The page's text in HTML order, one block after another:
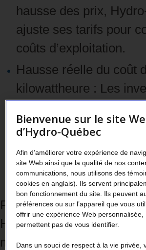
hausse des prix,
ajuste ses tarifs pour
coûts d’exploitation.
Hausse réelle du coût
kilowattheure : Les
modernisation du
transition énergétique
coûts supplémentaires
reflètent dans les tarifs.
Pour atténuer l’impact sur
Hydro‑Québec met en
mesures comme :
Bienvenue sur le site
d’Hydro-Québec
Afin d’améliorer votre expérience de
site Web ainsi que la qualité de nos
communications, nous utilisons des
cookies en anglais). Ils servent
bon fonctionnement du site. Ils peuvent
préférences ou sur l’appareil que vous
offrir une expérience Web personnalisée,
permettent pas de vous identifier.
Dans un souci de respect à la vie privée,